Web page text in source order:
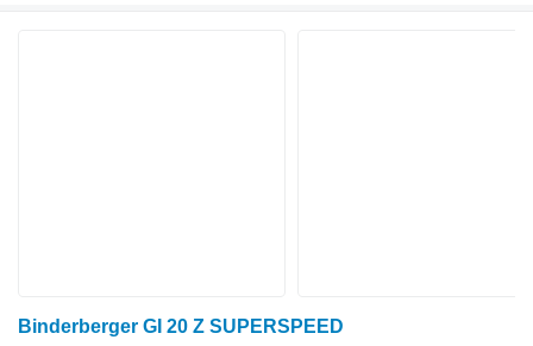
Binderberger GI 20 Z SUPERSPEED